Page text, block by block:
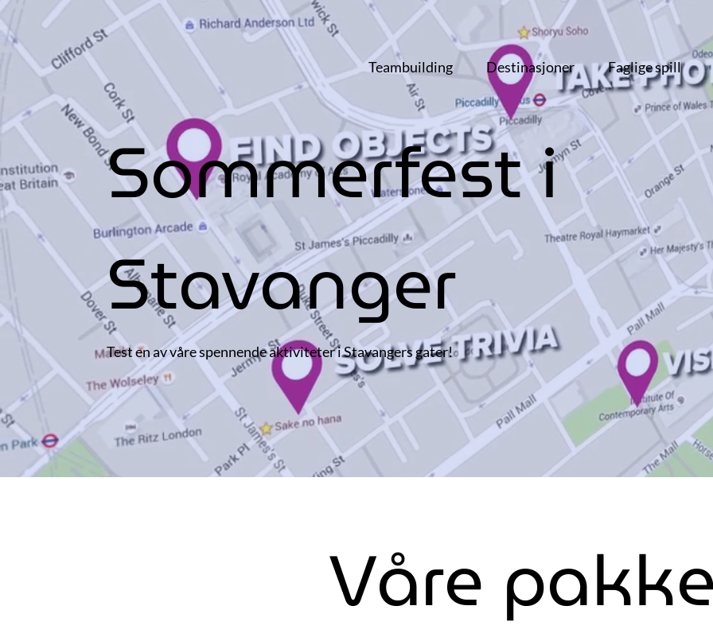
Teambuilding Destinasjoner Faglige spill
Sommerfest i
Stavanger
Test en av våre spennende aktiviteter i Stavangers gater!
Våre